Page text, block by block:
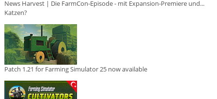
News Harvest | Die FarmCon-Episode - mit Expansion-Premiere und...
Katzen?
Patch 1.21 for Farming Simulator 25 now available